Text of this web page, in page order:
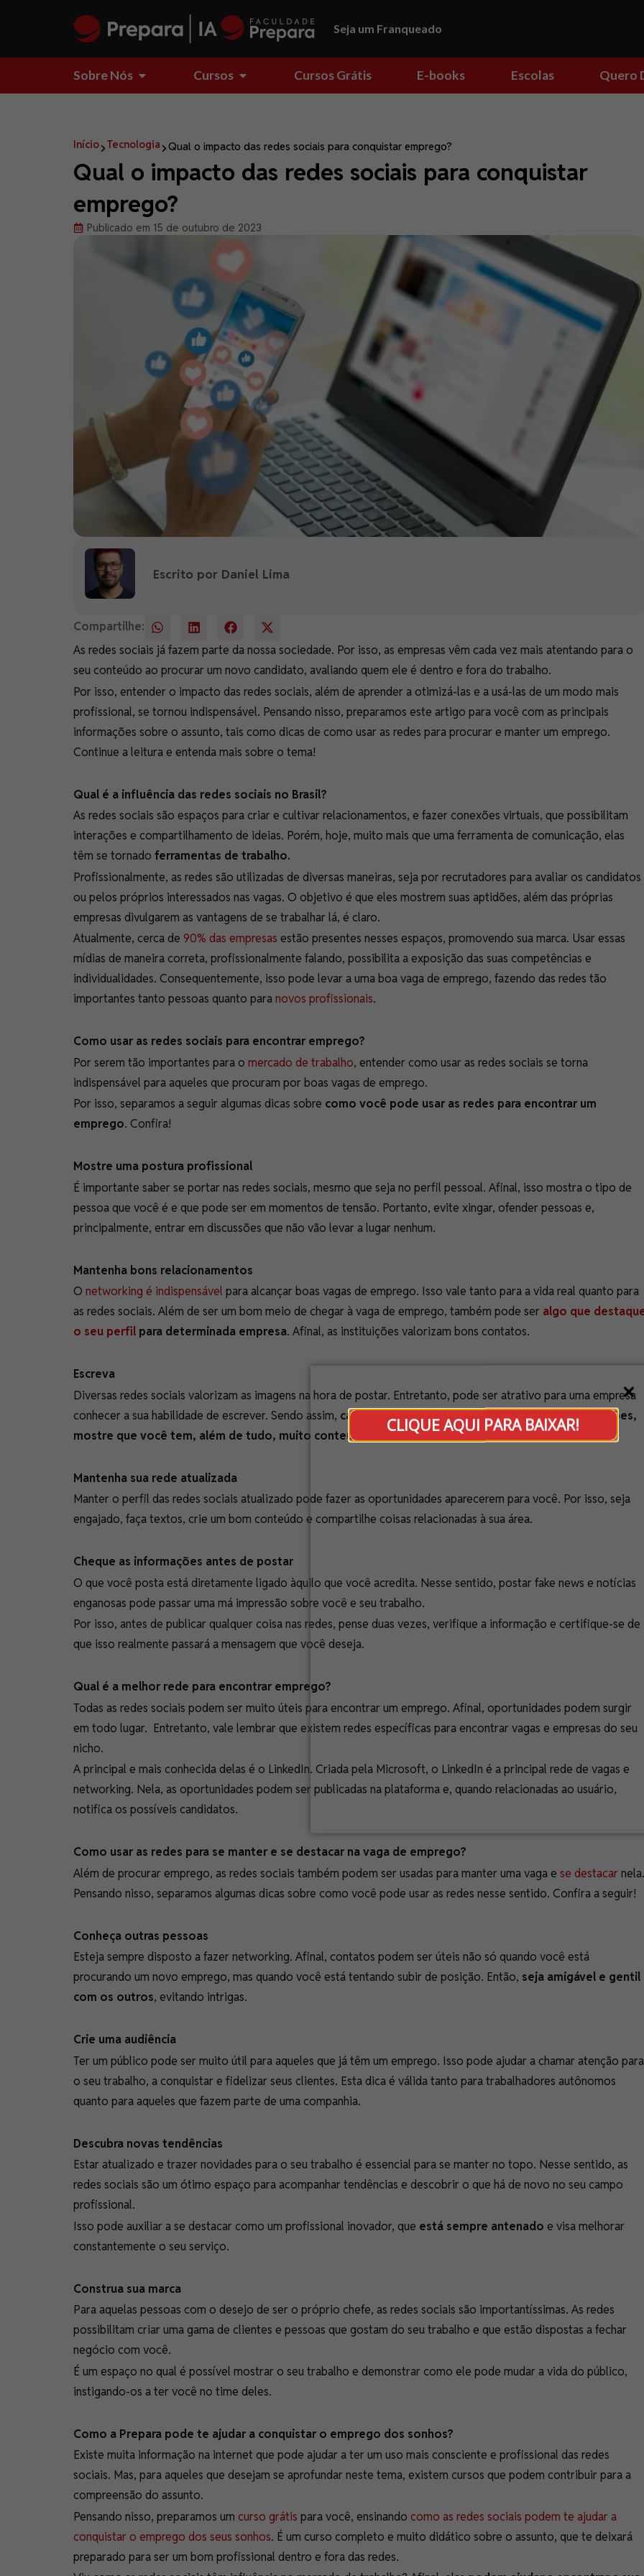
CLIQUE AQUI PARA BAIXAR!
Seja um Franqueado
Sobre Nós Cursos Cursos Grátis E-books Escolas Quero
Início Tecnologia Qual o impacto das redes sociais para conquistar emprego?
Qual o impacto das redes sociais para conquistar
emprego?
Publicado em 15 de outubro de 2023
Escrito por Daniel Lima
Compartilhe:
As redes sociais já fazem parte da nossa sociedade. Por isso, as empresas vêm cada vez mais atentando para o
seu conteúdo ao procurar um novo candidato, avaliando quem ele é dentro e fora do trabalho.
Por isso, entender o impacto das redes sociais, além de aprender a otimizá-las e a usá-las de um modo mais
profissional, se tornou indispensável. Pensando nisso, preparamos este artigo para você com as principais
informações sobre o assunto, tais como dicas de como usar as redes para procurar e manter um emprego.
Continue a leitura e entenda mais sobre o tema!
Qual é a influência das redes sociais no Brasil?
As redes sociais são espaços para criar e cultivar relacionamentos, e fazer conexões virtuais, que possibilitam
interações e compartilhamento de ideias. Porém, hoje, muito mais que uma ferramenta de comunicação, elas
têm se tornado ferramentas de trabalho.
Profissionalmente, as redes são utilizadas de diversas maneiras, seja por recrutadores para avaliar os candidatos
ou pelos próprios interessados nas vagas. O objetivo é que eles mostrem suas aptidões, além das próprias
empresas divulgarem as vantagens de se trabalhar lá, é claro.
Atualmente, cerca de 90% das empresas estão presentes nesses espaços, promovendo sua marca. Usar essas
mídias de maneira correta, profissionalmente falando, possibilita a exposição das suas competências e
individualidades. Consequentemente, isso pode levar a uma boa vaga de emprego, fazendo das redes tão
importantes tanto pessoas quanto paranovos profissionais.
Como usar as redes sociais para encontrar emprego?
Por serem tão importantes para o mercado de trabalho, entender como usar as redes sociais se torna
indispensável para aqueles que procuram por boas vagas de emprego.
Por isso, separamos a seguir algumas dicas sobre como você pode usar as redes para encontrar um
emprego. Confira!
Mostre uma postura profissional
É importante saber se portar nas redes sociais, mesmo que seja no perfil pessoal. Afinal, isso mostra o tipo de
pessoa que você é e que pode ser em momentos de tensão. Portanto, evite xingar, ofender pessoas e,
principalmente, entrar em discussões que não vão levar a lugar nenhum.
Mantenha bons relacionamentos
O networking é indispensável para alcançar boas vagas de emprego. Isso vale tanto para a vida real quanto para
as redes sociais. Além de ser um bom meio de chegar à vaga de emprego, também pode ser algo que
o seu perfil para determinada empresa. Afinal, as instituições valorizam bons contatos.
Escreva
Diversas redes sociais valorizam as imagens na hora de postar. Entretanto, pode ser atrativo para uma empresa
conhecer a sua habilidade de escrever. Sendo assim, capriche na legenda das fotos, faça boas publicações,
mostre que você tem, além de tudo, muito conteúdo.
Mantenha sua rede atualizada
Manter o perfil das redes sociais atualizado pode fazer as oportunidades aparecerem para você. Por isso, seja
engajado, faça textos, crie um bom conteúdo e compartilhe coisas relacionadas à sua área.
Cheque as informações antes de postar
O que você posta está diretamente ligado àquilo que você acredita. Nesse sentido, postar fake news e notícias
enganosas pode passar uma má impressão sobre você e seu trabalho.
Por isso, antes de publicar qualquer coisa nas redes, pense duas vezes, verifique a informação e certifique-se de
que isso realmente passará a mensagem que você deseja.
Qual é a melhor rede para encontrar emprego?
Todas as redes sociais podem ser muito úteis para encontrar um emprego. Afinal, oportunidades podem surgir
em todo lugar. Entretanto, vale lembrar que existem redes específicas para encontrar vagas e empresas do seu
nicho.
A principal e mais conhecida delas é o LinkedIn. Criada pela Microsoft, o LinkedIn é a principal rede de vagas e
networking. Nela, as oportunidades podem ser publicadas na plataforma e, quando relacionadas ao usuário,
notifica os possíveis candidatos.
Como usar as redes para se manter e se destacar na vaga de emprego?
Além de procurar emprego, as redes sociais também podem ser usadas para manter uma vaga e se destacarnela.
Pensando nisso, separamos algumas dicas sobre como você pode usar as redes nesse sentido. Confira a seguir!
Conheça outras pessoas
Esteja sempre disposto a fazer networking. Afinal, contatos podem ser úteis não só quando você está
procurando um novo emprego, mas quando você está tentando subir de posição. Então, seja amigável e gentil
com os outros, evitando intrigas.
Crie uma audiência
Ter um público pode ser muito útil para aqueles que já têm um emprego. Isso pode ajudar a chamar atenção para
o seu trabalho, a conquistar e fidelizar seus clientes. Esta dica é válida tanto para trabalhadores autônomos
quanto para aqueles que fazem parte de uma companhia.
Descubra novas tendências
Estar atualizado e trazer novidades para o seu trabalho é essencial para se manter no topo. Nesse sentido, as
redes sociais são um ótimo espaço para acompanhar tendências e descobrir o que há de novo no seu campo
profissional.
Isso pode auxiliar a se destacar como um profissional inovador, que está sempre antenado e visa melhorar
constantemente o seu serviço.
Construa sua marca
Para aquelas pessoas com o desejo de ser o próprio chefe, as redes sociais são importantíssimas. As redes
possibilitam criar uma gama de clientes e pessoas que gostam do seu trabalho e que estão dispostas a fechar
negócio com você.
É um espaço no qual é possível mostrar o seu trabalho e demonstrar como ele pode mudar a vida do público,
instigando-os a ter você no time deles.
Como a Prepara pode te ajudar a conquistar o emprego dos sonhos?
Existe muita informação na internet que pode ajudar a ter um uso mais consciente e profissional das redes
sociais. Mas, para aqueles que desejam se aprofundar neste tema, existem cursos que podem contribuir para a
compreensão do assunto.
Pensando nisso, preparamos um curso grátis para você, ensinando como as redes sociais podem te ajudar a
conquistar o emprego dos seus sonhos. É um curso completo e muito didático sobre o assunto, que te deixará
preparado para ser um bom profissional dentro e fora das redes.